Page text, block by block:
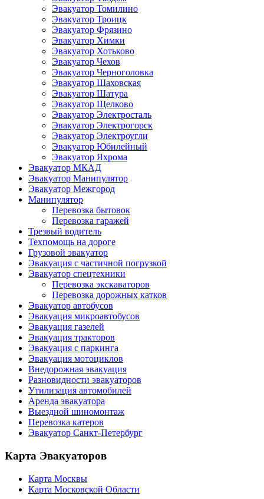
Эвакуатор Томилино
Эвакуатор Троицк
Эвакуатор Фрязино
Эвакуатор Химки
Эвакуатор Хотьково
Эвакуатор Чехов
Эвакуатор Черноголовка
Эвакуатор Шаховская
Эвакуатор Шатура
Эвакуатор Щелково
Эвакуатор Электросталь
Эвакуатор Электрогорск
Эвакуатор Электроугли
Эвакуатор Юбилейный
Эвакуатор Яхрома
Эвакуатор МКАД
Эвакуатор Манипулятор
Эвакуатор Межгород
Манипулятор
Перевозка бытовок
Перевозка гаражей
Трезвый водитель
Техпомощь на дороге
Грузовой эвакуатор
Эвакуация с частичной погрузкой
Эвакуатор спецтехники
Перевозка экскаваторов
Перевозка дорожных катков
Эвакуатор автобусов
Эвакуация микроавтобусов
Эвакуация газелей
Эвакуация тракторов
Эвакуация с паркинга
Эвакуация мотоциклов
Внедорожная эвакуация
Разновидности эвакуаторов
Утилизация автомобилей
Аренда эвакуатора
Выездной шиномонтаж
Перевозка катеров
Эвакуатор Санкт-Петербург
Карта Эвакуаторов
Карта Москвы
Карта Московской Области